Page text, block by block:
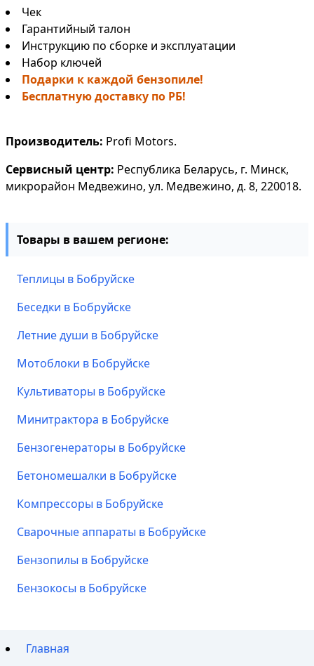
Чек
Гарантийный талон
Инструкцию по сборке и эксплуатации
Набор ключей
Подарки к каждой бензопиле!
Бесплатную доставку по РБ!
Производитель: Profi Motors.
Сервисный центр: Республика Беларусь, г. Минск,
микрорайон Медвежино, ул. Медвежино, д. 8, 220018.
Товары в вашем регионе:
Теплицы в Бобруйске
Беседки в Бобруйске
Летние души в Бобруйске
Мотоблоки в Бобруйске
Культиваторы в Бобруйске
Минитрактора в Бобруйске
Бензогенераторы в Бобруйске
Бетономешалки в Бобруйске
Компрессоры в Бобруйске
Сварочные аппараты в Бобруйске
Бензопилы в Бобруйске
Бензокосы в Бобруйске
Главная